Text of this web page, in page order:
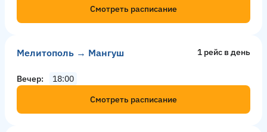
Смотреть расписание
Мелитополь → Мангуш 1 рейс в день
Вечер
18:00
Смотреть расписание